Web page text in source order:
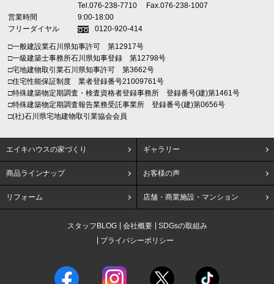
Tel.076-238-7710
Fax.076-238-1007
営業時間
9:00-18:00
フリーダイヤル
0120-920-414
□一般建設業石川県知事許可 第12917号
□一級建築士事務所石川県知事登録 第12798号
□宅地建物取引業石川県知事許可 第3662号
□住宅性能保証制度 業者登録番号21009761号
□特殊建築物定期調査・検査資格者登録事務所 登録番号(建)第1461号
□特殊建築物定期調査報告業務受託事業所 登録番号(建)第0656号
□(社)石川県宅地建物取引業協会会員
エイキハウスの家づくり ギャラリー
商品ラインナップ お客様の声
リフォーム 店舗・商業施設・マンション
スタッフBLOG 会社概要
SDGsの取組み
プライバシーポリシー